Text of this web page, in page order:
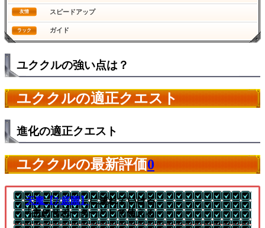
友情 スピードアップ
ラック ガイド
ユククルの強い点は？
ユククルの適正クエスト
進化の適正クエスト
ユククルの最新評価0
天魔【7/庭園】に連れていける
└主にサポーターとして使える